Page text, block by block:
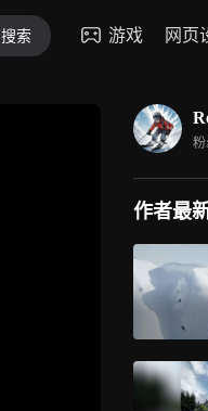
搜索 游戏 网页
粉
作者最